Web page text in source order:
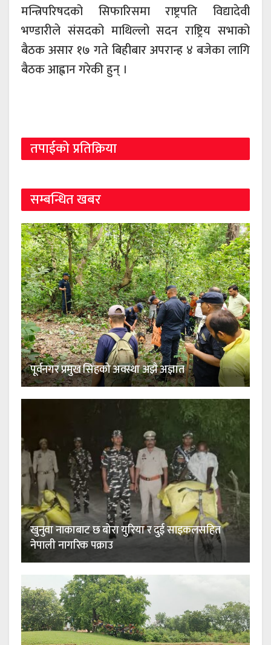
मन्त्रिपरिषदको सिफारिसमा राष्ट्रपति विद्यादेवी
भण्डारीले संसदको माथिल्लो सदन राष्ट्रिय सभाको
बैठक असार १७ गते बिहीबार अपरान्ह ४ बजेका लागि
बैठक आह्वान गरेकी हुन् ।
तपाईको प्रतिक्रिया
सम्बन्धित खबर
पूर्वनगर प्रमुख सिंहको अवस्था अझै अज्ञात
खुनुवा नाकाबाट छ बोरा युरिया र दुई साइकलसहित
नेपाली नागरिक पक्राउ